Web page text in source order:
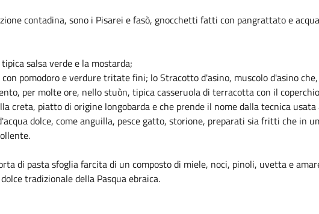
contadina, sono i Pisarei e fasò, gnocchetti fatti con pangrattato e
salsa verde e la mostarda;
pomodoro e verdure tritate fini; lo Stracotto d'asino, muscolo d'asino che,
per molte ore, nello stuòn, tipica casseruola di terracotta con il
creta, piatto di origine longobarda e che prende il nome dalla tecnica usata
dolce, come anguilla, pesce gatto, storione, preparati sia fritti che in
di pasta sfoglia farcita di un composto di miele, noci, pinoli, uvetta e
tradizionale della Pasqua ebraica.